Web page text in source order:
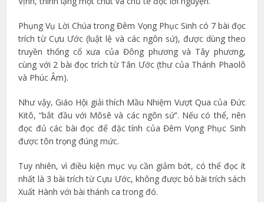
Phụng Vụ Lời Chúa trong Đêm Vọng Phục Sinh có 7 bài đọc
trích từ Cựu Ước (luật lệ và các ngôn sứ), được dùng theo
truyền thống cổ xưa của Đông phương và Tây phương,
cùng với 2 bài đọc trích từ Tân Ước (thư của Thánh Phaolô
và Phúc Âm).
Như vậy, Giáo Hội giải thích Mầu Nhiệm Vượt Qua của Đức
Kitô, “bắt đầu với Môsê và các ngôn sứ”. Nếu có thể, nên
đọc đủ các bài đọc để đặc tính của Đêm Vọng Phục Sinh
được tôn trọng đúng mức.
Tuy nhiên, vì điều kiện mục vụ cần giảm bớt, có thể đọc ít
nhất là 3 bài trích từ Cựu Ước, không được bỏ bài trích sách
Xuất Hành với bài thánh ca trong đó.